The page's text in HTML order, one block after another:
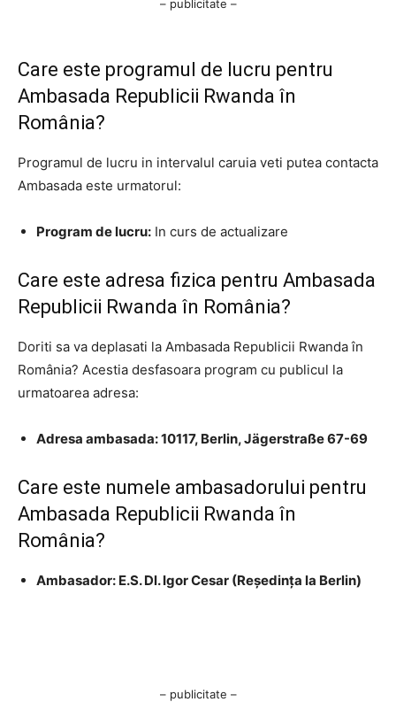
– publicitate –
Care este programul de lucru pentru
Ambasada Republicii Rwanda în
România?
Programul de lucru in intervalul caruia veti putea contacta
Ambasada este urmatorul:
Program de lucru: In curs de actualizare
Care este adresa fizica pentru Ambasada
Republicii Rwanda în România?
Doriti sa va deplasati la Ambasada Republicii Rwanda în
România? Acestia desfasoara program cu publicul la
urmatoarea adresa:
Adresa ambasada: 10117, Berlin, Jägerstraße 67-69
Care este numele ambasadorului pentru
Ambasada Republicii Rwanda în
România?
Ambasador: E.S. Dl. Igor Cesar (Reşedinţa la Berlin)
– publicitate –